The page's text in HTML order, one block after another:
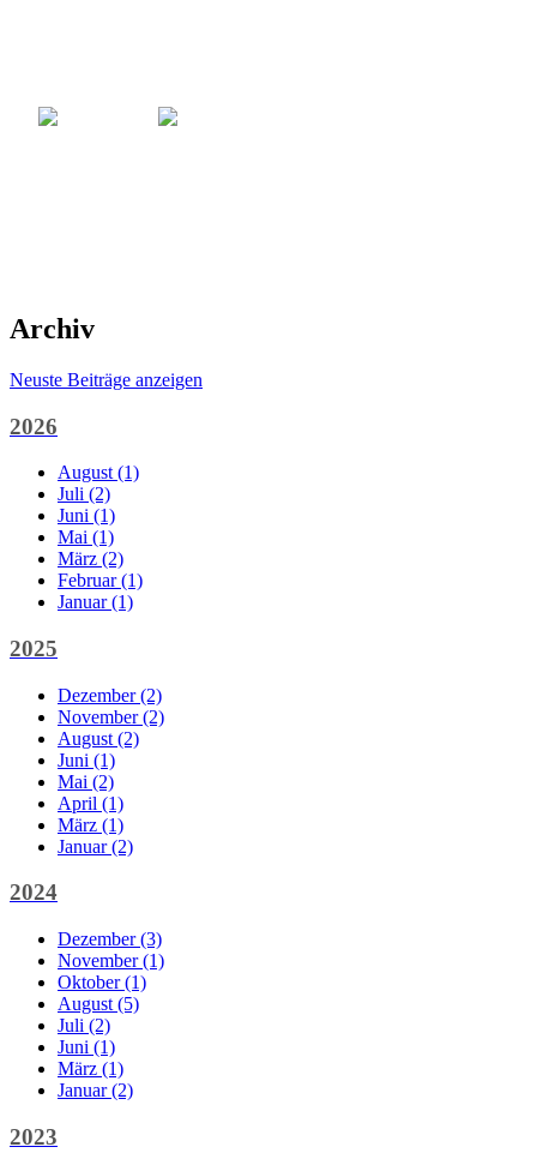
Archiv
Neuste Beiträge anzeigen
2026
August (1)
Juli (2)
Juni (1)
Mai (1)
März (2)
Februar (1)
Januar (1)
2025
Dezember (2)
November (2)
August (2)
Juni (1)
Mai (2)
April (1)
März (1)
Januar (2)
2024
Dezember (3)
November (1)
Oktober (1)
August (5)
Juli (2)
Juni (1)
März (1)
Januar (2)
2023